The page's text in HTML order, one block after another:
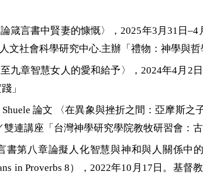
箴言書中賢妻的慷慨〉，2025年3月31日
文社會科學研究中心.主辦「禮物：神學與
九章智慧女人的愛和給予〉 ， 2024年4月 2
」
Shuele 論文 〈在異象與挫折之間：亞摩斯
連講座「台灣神學研究學院教牧研習會：
書第八章論擬人化智慧與神和與人關係中
in Proverbs 8），2022年10月17日。基